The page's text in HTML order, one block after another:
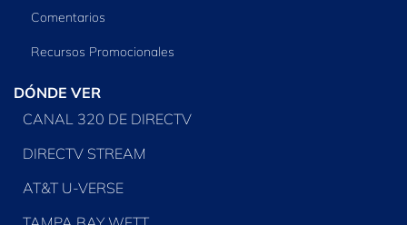
Comentarios
Recursos Promocionales
DÓNDE VER
CANAL 320 DE DIRECTV
DIRECTV STREAM
AT&T U-VERSE